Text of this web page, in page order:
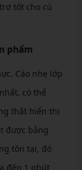
tốt cho cú
phẩm
Cào nhẹ lớp
có thể
thật hiển thị
được bằng
tồn tại, đó
đến 1 phút